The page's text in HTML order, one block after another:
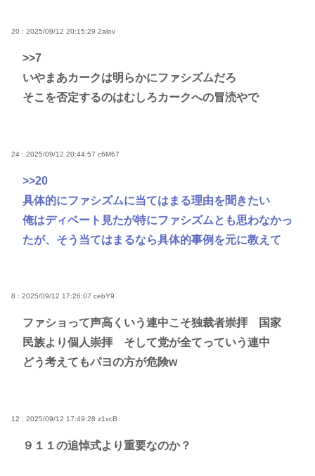
20 : 2025/09/12 20:15:29 2alov
>>7
いやまあカークは明らかにファシズムだろ
そこを否定するのはむしろカークへの冒涜やで
24 : 2025/09/12 20:44:57 c6M67
>>20
具体的にファシズムに当てはまる理由を聞きたい
俺はディベート見たが特にファシズムとも思わなかっ
たが、そう当てはまるなら具体的事例を元に教えて
8 : 2025/09/12 17:26:07 cebY9
ファショって声高くいう連中こそ独裁者崇拝 国家
民族より個人崇拝 そして党が全てっていう連中
どう考えてもパヨの方が危険w
12 : 2025/09/12 17:49:28 z1vcB
９１１の追悼式より重要なのか？